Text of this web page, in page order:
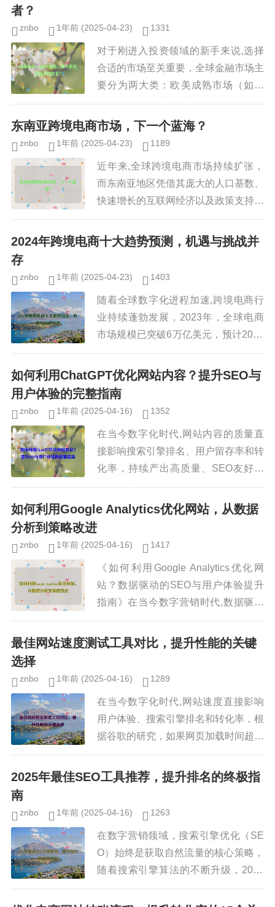
者？
znbo 1年前 (2025-04-23) 1331
对于刚进入投资领域的新手来说,选择
合适的市场至关重要，全球金融市场主
要分为两大类：欧美成熟市场（如美
国、欧洲）和新兴市场（如中国、印
度、巴西等），两者在风险、回报、流
东南亚跨境电商市场，下一个蓝海？
znbo 1年前 (2025-04-23) 1189
近年来,全球跨境电商市场持续扩张，
而东南亚地区凭借其庞大的人口基数、
快速增长的互联网经济以及政策支持，
逐渐成为全球电商巨头和中小卖家争相
布局的新兴市场，数据显示，东南亚电
2024年跨境电商十大趋势预测，机遇与挑战并
存
znbo 1年前 (2025-04-23) 1403
随着全球数字化进程加速,跨境电商行
业持续蓬勃发展，2023年，全球电商
市场规模已突破6万亿美元，预计2024
年将进一步增长，市场竞争加剧、消费
者需求变化、政策调整等因素也在不断
重塑行业格局，本文基于市...
如何利用ChatGPT优化网站内容？提升SEO与
用户体验的完整指南
znbo 1年前 (2025-04-16) 1352
在当今数字化时代,网站内容的质量直
接影响搜索引擎排名、用户留存率和转
化率，持续产出高质量、SEO友好的
内容并非易事，ChatGPT等AI工具的
兴起，为内容创作者提供了强大的辅助
如何利用Google Analytics优化网站，从数据
分析到策略改进
znbo 1年前 (2025-04-16) 1417
《如何利用Google Analytics优化网
站？数据驱动的SEO与用户体验提升
指南》在当今数字营销时代,数据驱动
的决策至关重要，Google Analytics
（GA）作为最强大的网站分析工具之
最佳网站速度测试工具对比，提升性能的关键
选择
znbo 1年前 (2025-04-16) 1289
在当今数字化时代,网站速度直接影响
用户体验、搜索引擎排名和转化率，根
据谷歌的研究，如果网页加载时间超过
3秒，53%的用户会放弃访问，优化网
站速度至关重要，而选择合适的网站速
2025年最佳SEO工具推荐，提升排名的终极指
南
znbo 1年前 (2025-04-16) 1263
在数字营销领域，搜索引擎优化（SE
O）始终是获取自然流量的核心策略，
随着搜索引擎算法的不断升级，2025
年的SEO工具也在持续进化，提供更
智能、更高效的功能来帮助网站提升排